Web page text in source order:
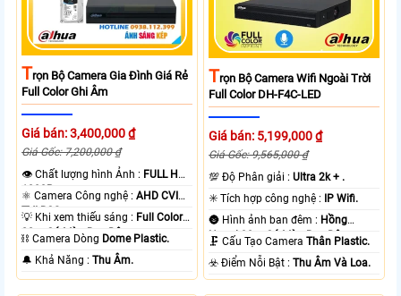
TRọn Bộ Camera Gia Đình Giá Rẻ
Full Color Ghi Âm
Giá bán: 3,400,000 ₫
Giá Gốc: 7,200,000 ₫
👁 Chất lượng hình Ảnh : FULL HD
1080P .
⚛️ Camera Công nghệ :AHD CVI
TVI BCS.
💡 Khi xem thiếu sáng : Full Color
20m Có Màu Ban Ðêm.
⛓ Camera Dòng Dome Plastic.
️🔔 Khả Năng :Thu Âm.
TRọn Bộ Camera Wifi Ngoài Trời
Full Color DH-F4C-LED
Giá bán: 5,199,000 ₫
Giá Gốc: 9,565,000 ₫
💯 Độ Phân giải :Ultra 2k + .
✳️ Tích hợp công nghệ : IP Wifi.
🌚 Hình ảnh ban đêm : Hồng
Ngoại 30m Có Màu Ban Ðêm.
🗜️ Cấu Tạo CameraThân Plastic.
️☣️ Điểm Nỗi Bật :Thu Âm Và Loa.